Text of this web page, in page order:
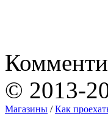
© 2013-
Магазины /Как